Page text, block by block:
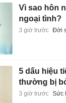
Vì sao hôn
ngoại tình?
3 giờ trước Đời
5 dấu hiệu
thường bị
3 giờ trước Sức